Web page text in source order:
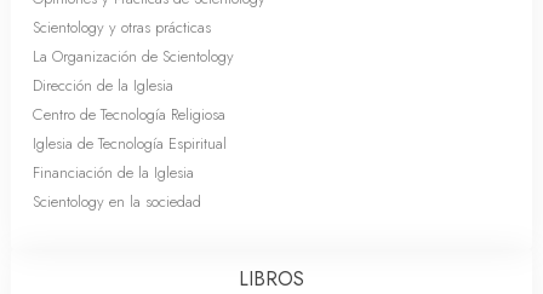
Scientology y otras prácticas
La Organización de Scientology
Dirección de la Iglesia
Centro de Tecnología Religiosa
Iglesia de Tecnología Espiritual
Financiación de la Iglesia
Scientology en la sociedad
LIBROS